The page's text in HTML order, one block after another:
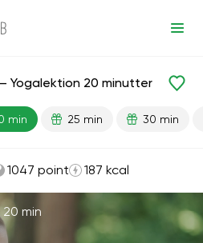
Køn
Yogalektion 20 minutter
min 25 min 30 min
1047 point 187 kcal
20 min